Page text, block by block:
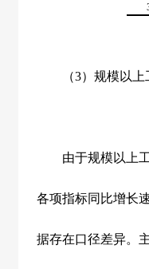
（3）规模以上工
由于规模以上工
各项指标同比增长
据存在口径差异。